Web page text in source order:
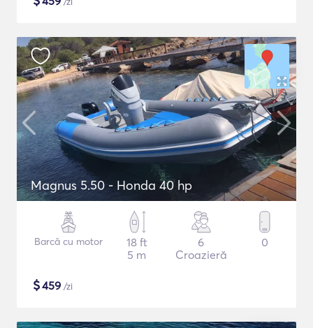
Magnus 5.50 - Honda 40 hp
Barcă cu motor
18 ft
5 m
6
Croazieră
0
$459 /zi